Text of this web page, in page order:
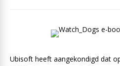
Ubisoft heeft aangekondigd dat